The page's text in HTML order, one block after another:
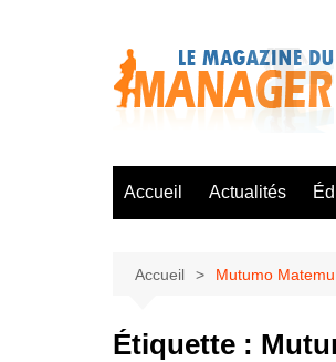
Accueil Actualités
Accueil Mutumo Matemu
Étiquette :